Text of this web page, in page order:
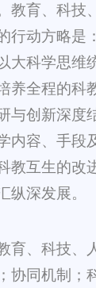
教育、科技
行动方略是
大科学思维
养全程的科
与创新深度
内容、手段
教互生的改
纵深发展。
育、科技、
协同机制；